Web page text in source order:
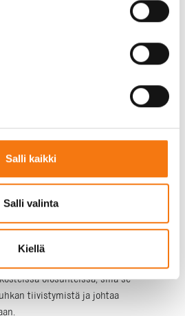
Salli kaikki
Salli valinta
Kiellä
ja kuinka ne
pintaan ja heikentyneeseen
kerroksissa. On myös
epätasaiseen tiivistykseen.
työkalut projektin koon ja
olosuhteissa, sillä se
tiivistymistä ja johtaa